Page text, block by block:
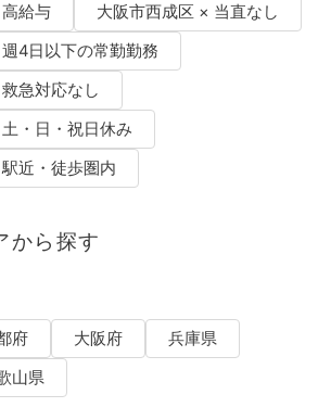
給与
大阪市西成区 × 当直なし
4日以下の常勤勤務
急対応なし
・日・祝日休み
近・徒歩圏内
から探す
府 大阪府
兵庫県
山県